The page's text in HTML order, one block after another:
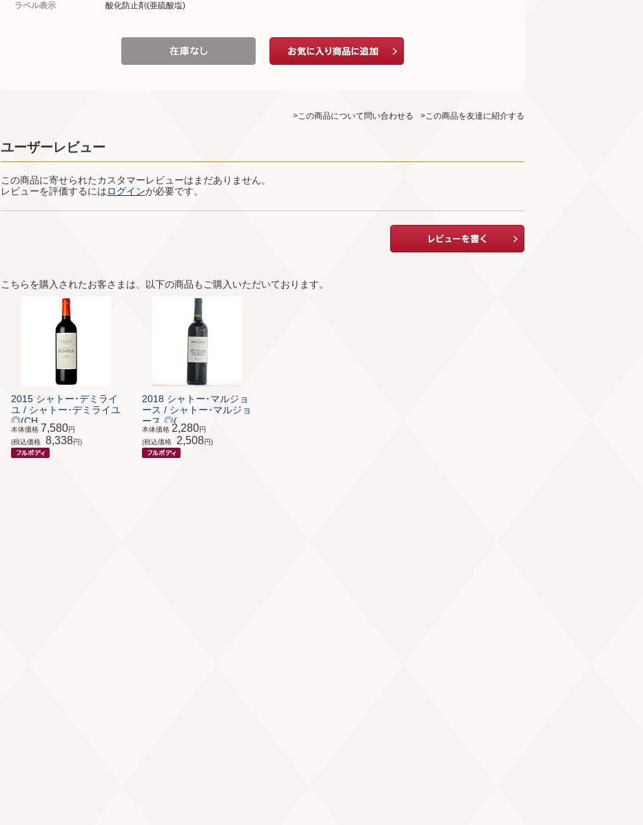
ラベル表示 酸化防止剤(亜硫酸塩)
>この商品について問い合わせる >この商品を友達に紹介する
ユーザーレビュー
この商品に寄せられたカスタマーレビューはまだありません。
レビューを評価するにはログインが必要です。
こちらを購入されたお客さまは、以下の商品もご購入いただいております。
2015 シャトー･デミライ
ユ / シャトー･デミライユ
◎(CH...
本体価格 7,580円
(税込価格
8,338円)
2018 シャトー･マルジョ
ース / シャトー･マルジョ
ース ◎(...
本体価格 2,280円
(税込価格
2,508円)